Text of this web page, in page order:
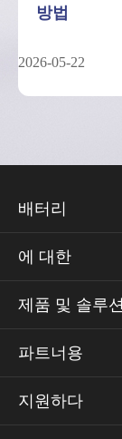
실
2026-05-04
배터리
에 대한
제품 및 솔루션
파트너용
지원하다